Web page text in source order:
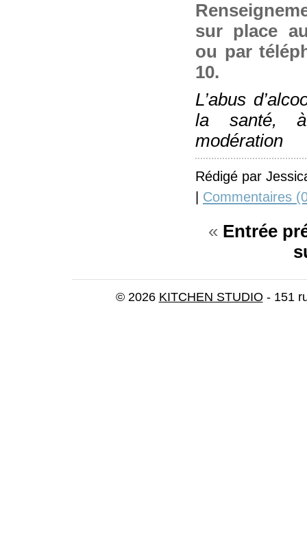
sur place
ou par
10.
L’abus
la santé, à
modération
Rédigé par
| Commentaires
« Entrée
© 2026 KITCHEN STUDIO - 151